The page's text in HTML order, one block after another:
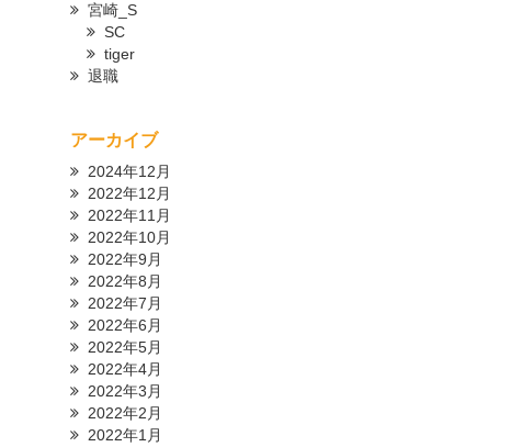
宮崎_S
SC
tiger
退職
アーカイブ
2024年12月
2022年12月
2022年11月
2022年10月
2022年9月
2022年8月
2022年7月
2022年6月
2022年5月
2022年4月
2022年3月
2022年2月
2022年1月